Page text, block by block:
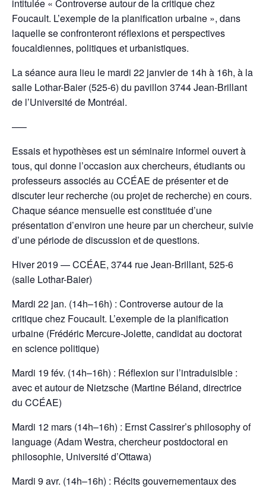
intitulée « Controverse autour de la critique chez
Foucault. L’exemple de la planification urbaine », dans
laquelle se confronteront réflexions et perspectives
foucaldiennes, politiques et urbanistiques.
La séance aura lieu le mardi 22 janvier de 14h à 16h, à la
salle Lothar-Baier (525-6) du pavillon 3744 Jean-Brillant
de l’Université de Montréal.
—–
Essais et hypothèses est un séminaire informel ouvert à
tous, qui donne l’occasion aux chercheurs, étudiants ou
professeurs associés au CCÉAE de présenter et de
discuter leur recherche (ou projet de recherche) en cours.
Chaque séance mensuelle est constituée d’une
présentation d’environ une heure par un chercheur, suivie
d’une période de discussion et de questions.
Hiver 2019 — CCÉAE, 3744 rue Jean-Brillant, 525-6
(salle Lothar-Baier)
Mardi 22 jan. (14h–16h) : Controverse autour de la
critique chez Foucault. L’exemple de la planification
urbaine (Frédéric Mercure-Jolette, candidat au doctorat
en science politique)
Mardi 19 fév. (14h–16h) : Réflexion sur l’intraduisible :
avec et autour de Nietzsche (Martine Béland, directrice
du CCÉAE)
Mardi 12 mars (14h–16h) : Ernst Cassirer’s philosophy of
language (Adam Westra, chercheur postdoctoral en
philosophie, Université d’Ottawa)
Mardi 9 avr. (14h–16h) : Récits gouvernementaux des